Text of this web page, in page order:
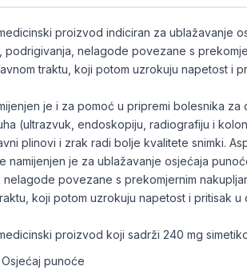
proizvod indiciran za ublažavanje
podrigivanja, nelagode povezane s
traktu, koji potom uzrokuju napetost i
je i za pomoć u pripremi bolesnika
(ultrazvuk, endoskopiju, radiografiju i
plinovi i zrak radi bolje kvalitete snimki.
namijenjen je za ublažavanje osjećaja
povezane s prekomjernim
koji potom uzrokuju napetost i pritisak u
proizvod koji sadrži 240 mg
punoće